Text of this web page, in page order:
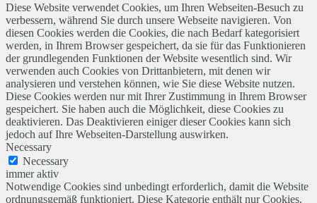
Diese Website verwendet Cookies, um Ihren Webseiten-Besuch zu
verbessern, während Sie durch unsere Webseite navigieren. Von
diesen Cookies werden die Cookies, die nach Bedarf kategorisiert
werden, in Ihrem Browser gespeichert, da sie für das Funktionieren
der grundlegenden Funktionen der Website wesentlich sind. Wir
verwenden auch Cookies von Drittanbietern, mit denen wir
analysieren und verstehen können, wie Sie diese Website nutzen.
Diese Cookies werden nur mit Ihrer Zustimmung in Ihrem Browser
gespeichert. Sie haben auch die Möglichkeit, diese Cookies zu
deaktivieren. Das Deaktivieren einiger dieser Cookies kann sich
jedoch auf Ihre Webseiten-Darstellung auswirken.
Necessary
Necessary
immer aktiv
Notwendige Cookies sind unbedingt erforderlich, damit die Website
ordnungsgemäß funktioniert. Diese Kategorie enthält nur Cookies,